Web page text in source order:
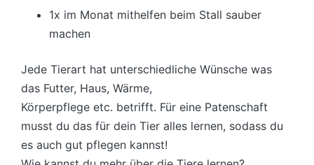
1x im Monat mithelfen beim Stall sauber
machen
Jede Tierart hat unterschiedliche Wünsche was
das Futter, Haus, Wärme,
Körperpflege etc. betrifft. Für eine Patenschaft
musst du das für dein Tier alles lernen, sodass du
es auch gut pflegen kannst!